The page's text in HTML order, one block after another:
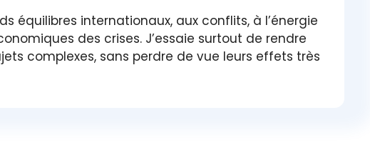
équilibres internationaux, aux conflits, à l’énergie
des crises. J’essaie surtout de rendre
complexes, sans perdre de vue leurs effets très